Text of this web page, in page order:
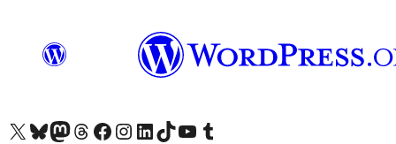
Visiteu el nostre compte X (abans Twitter)
Visiteu el nostre compte de Bluesky
Visiteu el nostre compte al Mastodon
Visiteu el nostre compte de Threads
Visiteu la nostra pàgina al Facebook
Visiteu el nostre compte d'Instagram
Visiteu el nostre compte de LinkedIn
Visiteu el nostre compte de TikTok
Visiteu el nostre canal al YouTube
Visiteu el nostre compte de Tumblr